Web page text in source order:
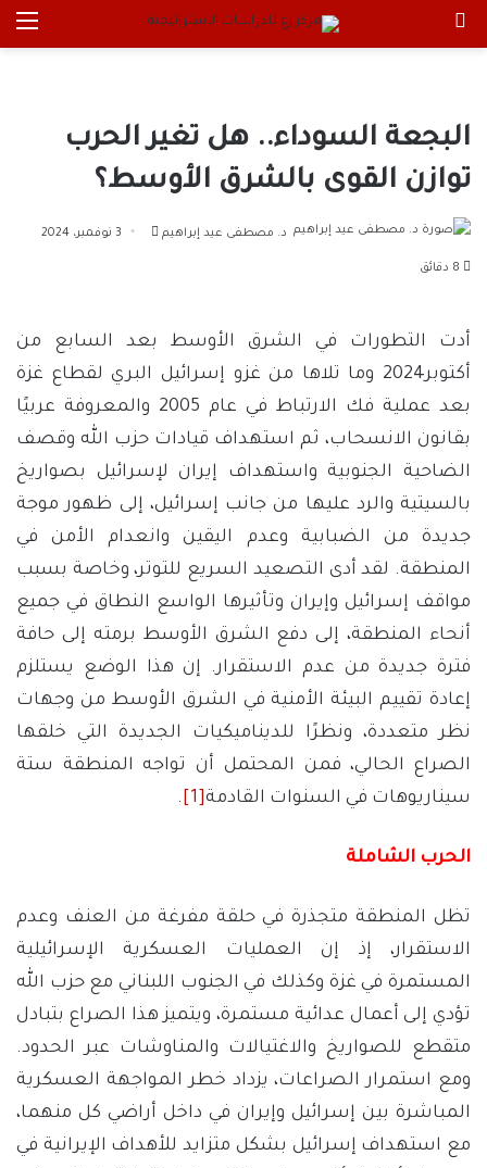
البجعة السوداء.. هل تغير الحرب
توازن القوى بالشرق الأوسط؟
د. مصطفى عيد إبراهيم
أرسل 3 نوفمبر، 2024
أدت التطورات في الشرق الأوسط بعد السابع من
أكتوبر2024 وما تلاها من غزو إسرائيل البري لقطاع غزة
بعد عملية فك الارتباط في عام 2005 والمعروفة عربيًا
بقانون الانسحاب، ثم استهداف قيادات حزب الله وقصف
الضاحية الجنوبية واستهداف إيران لإسرائيل بصواريخ
بالسيتية والرد عليها من جانب إسرائيل، إلى ظهور موجة
جديدة من الضبابية وعدم اليقين وانعدام الأمن في
المنطقة. لقد أدى التصعيد السريع للتوتر، وخاصة بسبب
مواقف إسرائيل وإيران وتأثيرها الواسع النطاق في جميع
أنحاء المنطقة، إلى دفع الشرق الأوسط برمته إلى حافة
فترة جديدة من عدم الاستقرار. إن هذا الوضع يستلزم
إعادة تقييم البيئة الأمنية في الشرق الأوسط من وجهات
نظر متعددة، ونظرًا للديناميكيات الجديدة التي خلقها
الصراع الحالي، فمن المحتمل أن تواجه المنطقة ستة
سيناريوهات في السنوات القادمة
.
الحرب الشاملة
تظل المنطقة متجذرة في حلقة مفرغة من العنف وعدم
الاستقرار، إذ إن العمليات العسكرية الإسرائيلية
المستمرة في غزة وكذلك في الجنوب اللبناني مع حزب الله
تؤدي إلى أعمال عدائية مستمرة، ويتميز هذا الصراع بتبادل
متقطع للصواريخ والاغتيالات والمناوشات عبر الحدود.
ومع استمرار الصراعات، يزداد خطر المواجهة العسكرية
المباشرة بين إسرائيل وإيران في داخل أراضي كل منهما،
مع استهداف إسرائيل بشكل متزايد للأهداف الإيرانية في